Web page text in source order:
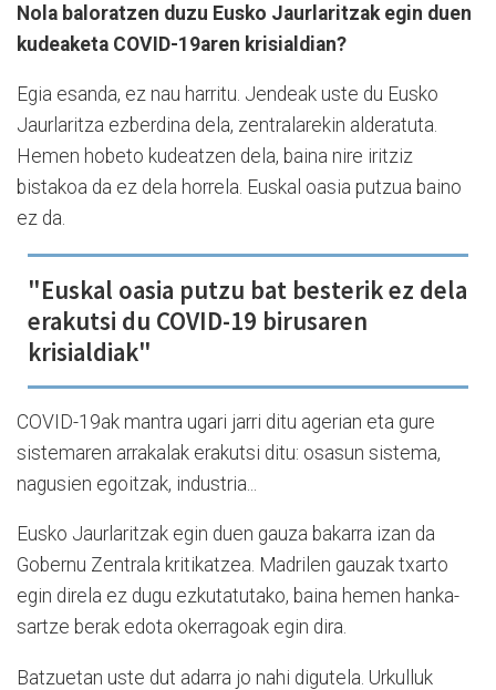
Nola baloratzen duzu Eusko Jaurlaritzak egin duen
kudeaketa COVID-19aren krisialdian?
Egia esanda, ez nau harritu. Jendeak uste du Eusko
Jaurlaritza ezberdina dela, zentralarekin alderatuta.
Hemen hobeto kudeatzen dela, baina nire iritziz
bistakoa da ez dela horrela. Euskal oasia putzua baino
ez da.
"Euskal oasia putzu bat besterik ez dela
erakutsi du COVID-19 birusaren
krisialdiak"
COVID-19ak mantra ugari jarri ditu agerian eta gure
sistemaren arrakalak erakutsi ditu: osasun sistema,
nagusien egoitzak, industria...
Eusko Jaurlaritzak egin duen gauza bakarra izan da
Gobernu Zentrala kritikatzea. Madrilen gauzak txarto
egin direla ez dugu ezkutatutako, baina hemen hanka-
sartze berak edota okerragoak egin dira.
Batzuetan uste dut adarra jo nahi digutela. Urkulluk